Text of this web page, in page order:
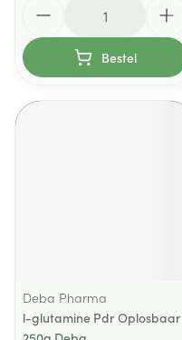
Bestel
Deba Pharma
l-glutamine Pdr Oplosbaar